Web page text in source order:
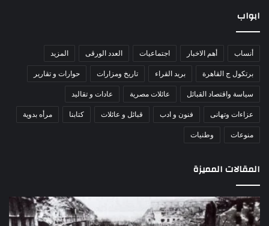
ابواب
أنساب أهم الاخبار اجتماعيات العدد الورقى المزيد
برتكول ج القاهرة بريد القراء تاريخ ومزارات حوارات و تقارير
سياسة واقتصاد القبائل عائلات مصرية عادات و تقاليد
عزاءات وتهانى فنون و ادب قبائل و عائلات كتابنا مرأه بدوية
منوعات وطنيات
المقالات المميزة
اللواء
دكتور